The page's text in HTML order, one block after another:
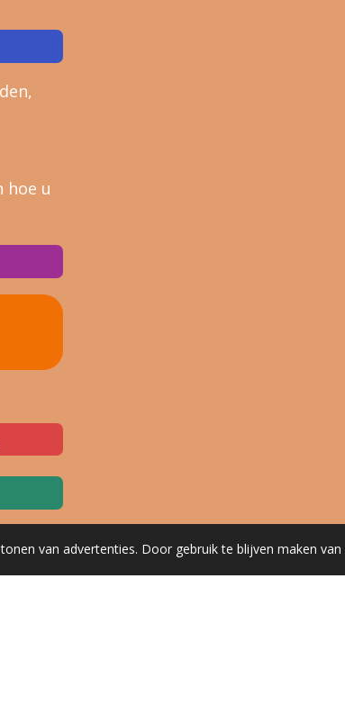
van advertenties. Door gebruik te blijven maken
hoe u